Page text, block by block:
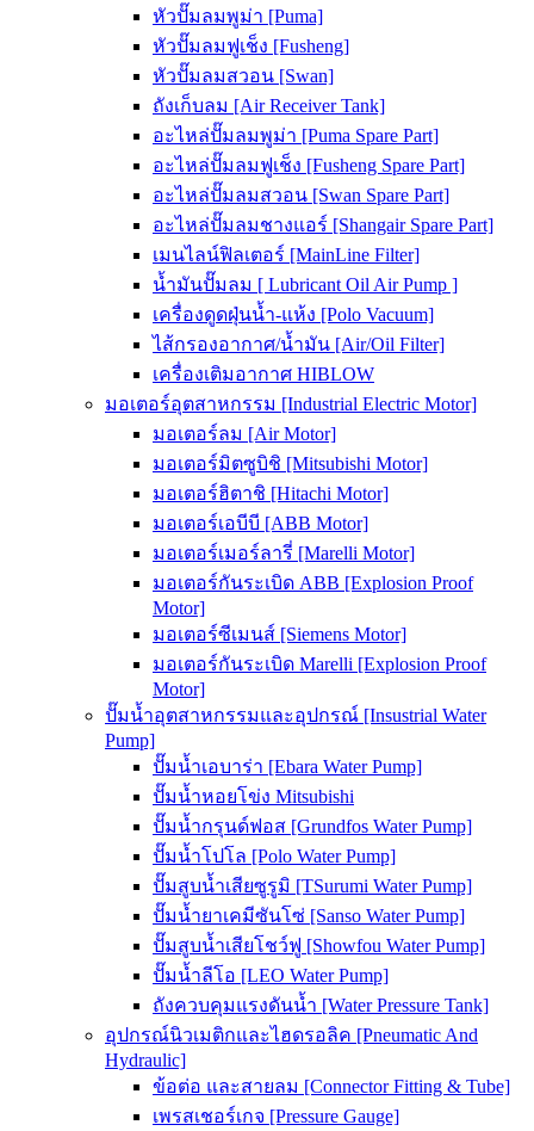
หัวปั๊มลมพูม่า [Puma]
หัวปั๊มลมฟูเช็ง [Fusheng]
หัวปั๊มลมสวอน [Swan]
ถังเก็บลม [Air Receiver Tank]
อะไหล่ปั๊มลมพูม่า [Puma Spare Part]
อะไหล่ปั๊มลมฟูเช็ง [Fusheng Spare Part]
อะไหล่ปั๊มลมสวอน [Swan Spare Part]
อะไหล่ปั๊มลมชางแอร์ [Shangair Spare Part]
เมนไลน์ฟิลเตอร์ [MainLine Filter]
น้ำมันปั๊มลม [ Lubricant Oil Air Pump ]
เครื่องดูดฝุ่นน้ำ-แห้ง [Polo Vacuum]
ไส้กรองอากาศ/น้ำมัน [Air/Oil Filter]
เครื่องเติมอากาศ HIBLOW
มอเตอร์อุตสาหกรรม [Industrial Electric Motor]
มอเตอร์ลม [Air Motor]
มอเตอร์มิตซูบิชิ [Mitsubishi Motor]
มอเตอร์ฮิตาชิ [Hitachi Motor]
มอเตอร์เอบีบี [ABB Motor]
มอเตอร์เมอร์ลารี่ [Marelli Motor]
มอเตอร์กันระเบิด ABB [Explosion Proof
Motor]
มอเตอร์ซีเมนส์ [Siemens Motor]
มอเตอร์กันระเบิด Marelli [Explosion Proof
Motor]
ปั๊มน้ำอุตสาหกรรมและอุปกรณ์ [Insustrial Water
Pump]
ปั๊มน้ำเอบาร่า [Ebara Water Pump]
ปั๊มน้ำหอยโข่ง Mitsubishi
ปั๊มน้ำกรุนด์ฟอส [Grundfos Water Pump]
ปั๊มน้ำโปโล [Polo Water Pump]
ปั๊มสูบน้ำเสียซูรูมิ [TSurumi Water Pump]
ปั๊มน้ำยาเคมีซันโซ่ [Sanso Water Pump]
ปั๊มสูบน้ำเสียโชว์ฟู [Showfou Water Pump]
ปั๊มน้ำลีโอ [LEO Water Pump]
ถังควบคุมแรงดันน้ำ [Water Pressure Tank]
อุปกรณ์นิวเมติกและไฮดรอลิค [Pneumatic And
Hydraulic]
ข้อต่อ และสายลม [Connector Fitting & Tube]
เพรสเชอร์เกจ [Pressure Gauge]